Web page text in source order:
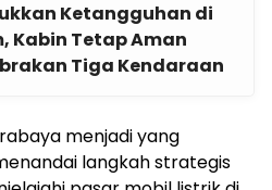
Ketangguhan di
Kabin Tetap Aman
Tiga Kendaraan
menjadi yang
langkah strategis